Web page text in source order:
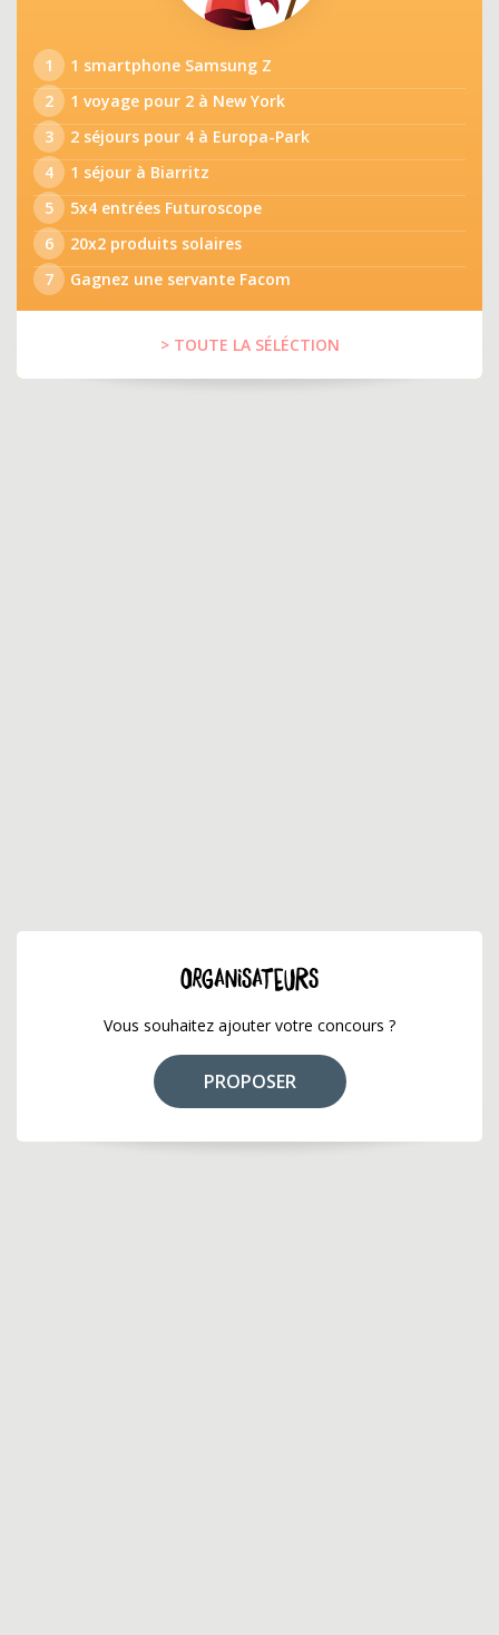
1
1 smartphone Samsung Z
2
1 voyage pour 2 à New York
3
2 séjours pour 4 à Europa-Park
4
1 séjour à Biarritz
5
5x4 entrées Futuroscope
6
20x2 produits solaires
7
Gagnez une servante Facom
> TOUTE LA SÉLÉCTION
ORGANISATEURS
Vous souhaitez ajouter votre concours ?
PROPOSER